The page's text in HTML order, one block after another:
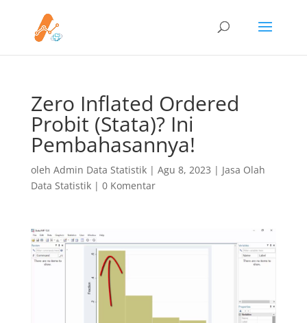
Zero Inflated Ordered
Probit (Stata)? Ini
Pembahasannya!
oleh Admin Data Statistik| Agu 8, 2023 | Jasa Olah
Data Statistik| 0 Komentar